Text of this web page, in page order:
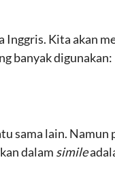
Inggris. Kita akan
banyak digunakan:
sama lain.
dalam simile